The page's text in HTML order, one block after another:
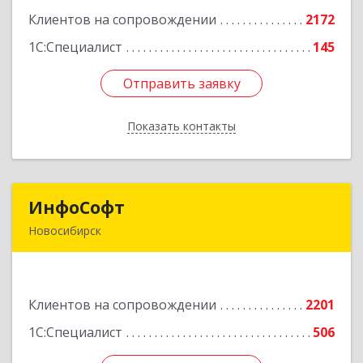
Клиентов на сопровождении
2172
1С:Специалист
145
Отправить заявку
Показать контакты
Подробнее
Отправить заявку
Назад
ИнфоСофт
Новосибирск
Клиентов на сопровождении
2201
1С:Специалист
506
Подробнее